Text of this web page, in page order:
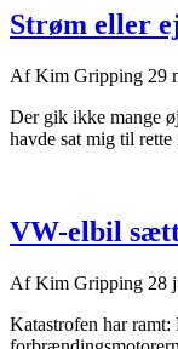
Strøm eller
AfKim Gripping 29
Der gik ikke mange
havde sat mig til rette
VW-elbil
AfKim Gripping 28
Katastrofen har